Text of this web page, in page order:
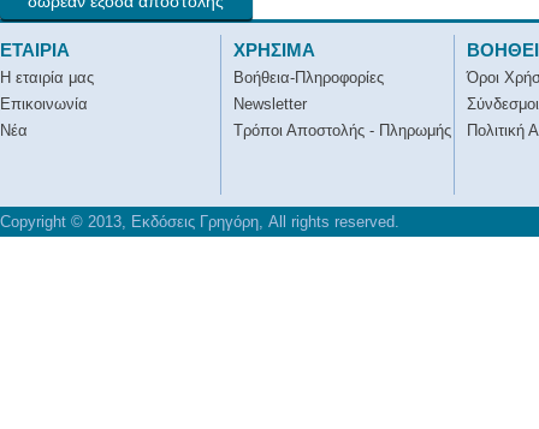
ΕΤΑΙΡΙΑ
Η εταιρία μας
Επικοινωνία
Νέα
ΧΡΗΣΙΜΑ
Βοήθεια-Πληροφορίες
Newsletter
Τρόποι Αποστολής - Πληρωμής
Όροι
Σύνδεσμοι
Πολιτική
Copyright © 2013, Εκδόσεις Γρηγόρη, All rights reserved.